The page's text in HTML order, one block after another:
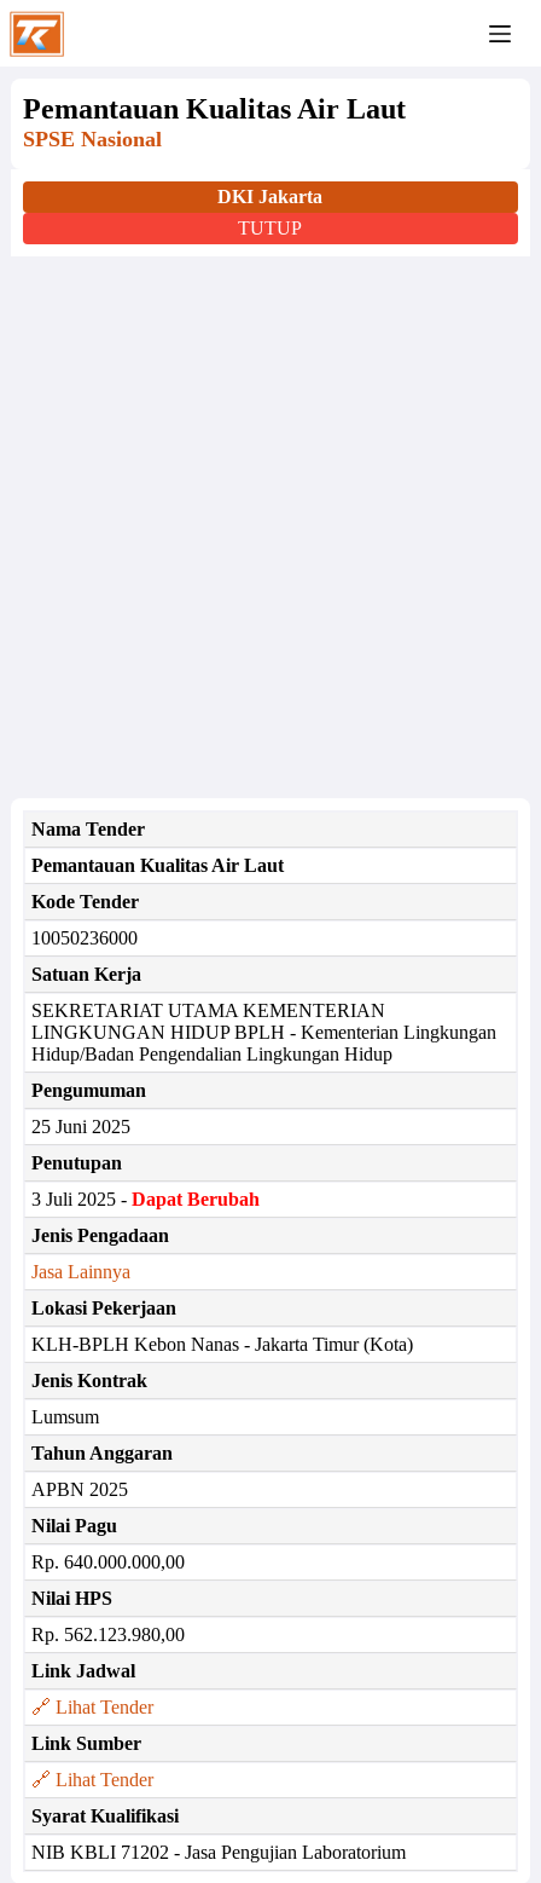
Pemantauan Kualitas Air Laut
SPSE Nasional
DKI Jakarta
TUTUP
Nama Tender
Pemantauan Kualitas Air Laut
Kode Tender
10050236000
Satuan Kerja
SEKRETARIAT UTAMA KEMENTERIAN
LINGKUNGAN HIDUP BPLH - Kementerian Lingkungan
Hidup/Badan Pengendalian Lingkungan Hidup
Pengumuman
25 Juni 2025
Penutupan
3 Juli 2025 - Dapat Berubah
Jenis Pengadaan
Jasa Lainnya
Lokasi Pekerjaan
KLH-BPLH Kebon Nanas - Jakarta Timur (Kota)
Jenis Kontrak
Lumsum
Tahun Anggaran
APBN 2025
Nilai Pagu
Rp. 640.000.000,00
Nilai HPS
Rp. 562.123.980,00
Link Jadwal
🔗 Lihat Tender
Link Sumber
🔗 Lihat Tender
Syarat Kualifikasi
NIB KBLI 71202 - Jasa Pengujian Laboratorium